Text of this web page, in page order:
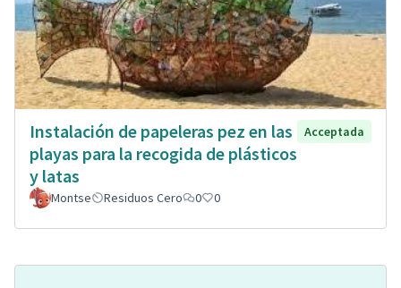
Instalación de papeleras pez en las
playas para la recogida de plásticos
y latas
Acceptada
Montse Residuos Cero 0 0